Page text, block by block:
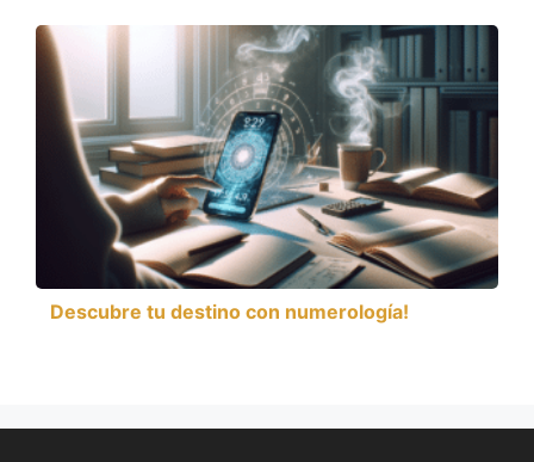
Descubre tu destino con numerología!